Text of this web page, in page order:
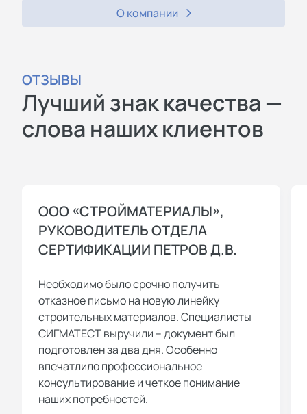
О компании
ОТЗЫВЫ
Лучший знак качества —
слова наших клиентов
ООО «СТРОЙМАТЕРИАЛЫ»,
РУКОВОДИТЕЛЬ ОТДЕЛА
СЕРТИФИКАЦИИ ПЕТРОВ Д.В.
Необходимо было срочно получить
отказное письмо на новую линейку
строительных материалов. Специалисты
СИГМАТЕСТ выручили – документ был
подготовлен за два дня. Особенно
впечатлило профессиональное
консультирование и четкое понимание
наших потребностей.